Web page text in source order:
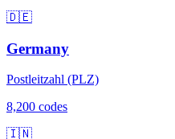
🇩🇪
Germany
Postleitzahl (PLZ)
8,200 codes
🇮🇳